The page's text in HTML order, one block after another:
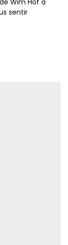
Wim Hof à
sentir